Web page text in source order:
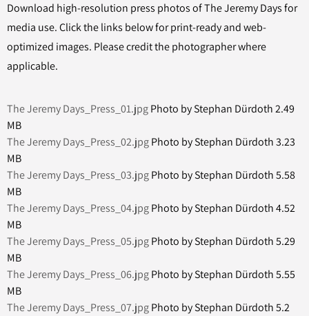
Download high-resolution press photos of The Jeremy Days for
media use. Click the links below for print-ready and web-
optimized images. Please credit the photographer where
applicable.
The Jeremy Days_Press_01.jpgPhoto by Stephan Dürdoth2.49
MB
The Jeremy Days_Press_02.jpgPhoto by Stephan Dürdoth3.23
MB
The Jeremy Days_Press_03.jpgPhoto by Stephan Dürdoth5.58
MB
The Jeremy Days_Press_04.jpgPhoto by Stephan Dürdoth4.52
MB
The Jeremy Days_Press_05.jpgPhoto by Stephan Dürdoth5.29
MB
The Jeremy Days_Press_06.jpgPhoto by Stephan Dürdoth5.55
MB
The Jeremy Days_Press_07.jpgPhoto by Stephan Dürdoth5.2